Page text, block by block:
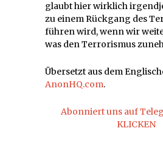
glaubt hier wirklich
zu einem Rückgang des
führen wird, wenn wir
was den Terrorismus
Übersetzt aus dem
AnonHQ.com.
Abonniert uns auf
KLICKEN